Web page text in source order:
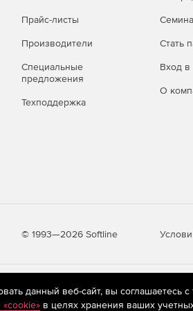
Прайс-листы
Производители
Специальные
предложения
Техподдержка
Стать
Вход в
О
© 1993—2026 Softline
рекомендательные
к предпочтениям пользователей
данный веб-сайт, вы соглашаетесь
в целях хранения ваших